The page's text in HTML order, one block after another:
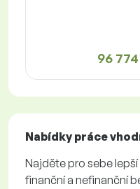
96
Nabídky práce
Najděte pro sebe
finanční a nefinanční